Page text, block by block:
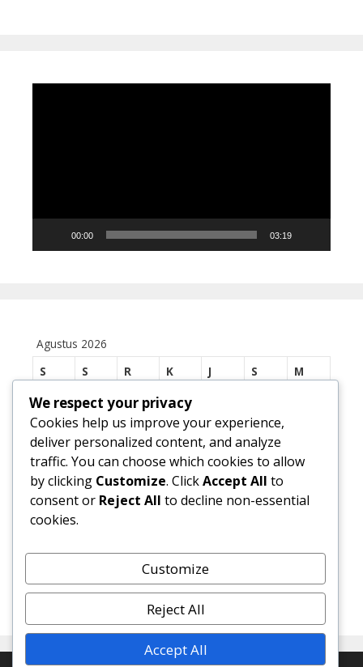
00:00 03:19
Agustus 2026
S
S R K J S
M
3
4 5 6 8
10
11 12 13 14 15
16
17
18 19 20 21 22
24
31
« Jul
We respect your privacy
Cookies help us improve your experience,
deliver personalized content, and analyze
traffic. You can choose which cookies to allow
by clicking Customize. ClickAccept All to
consent or Reject All to decline non-essential
cookies.
Customize
Reject All
Accept All